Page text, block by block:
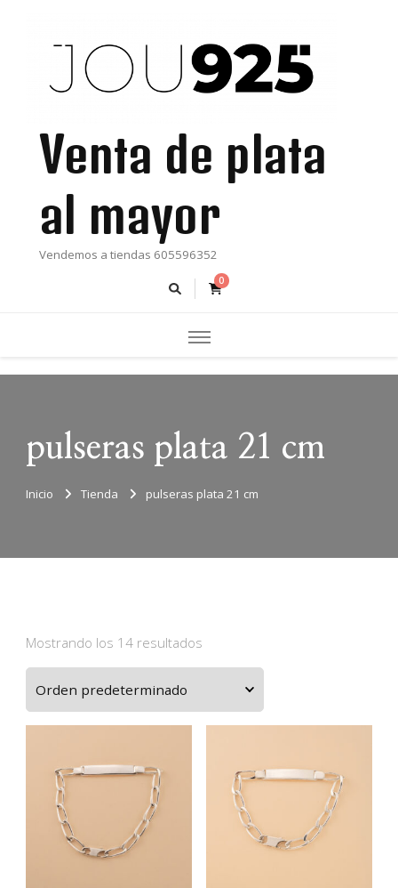
Venta de plata
al mayor
Vendemos a tiendas 605596352
0
pulseras plata 21 cm
Inicio Tienda pulseras plata 21 cm
Mostrando los 14 resultados